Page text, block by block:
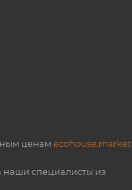
ценам ecohouse.market
наши специалисты из